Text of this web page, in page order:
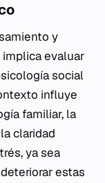
y
evaluar
social
influye
familiar, la
claridad
ya sea
estas